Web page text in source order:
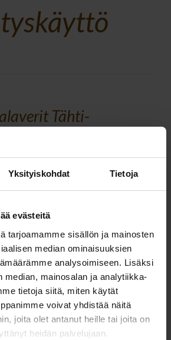
Yksityiskohdat Tietoja
evästeitä
tarjoamamme sisällön ja mainosten
median ominaisuuksien
analysoimiseen. Lisäksi
median, mainosalan ja analytiikka-
tietoja siitä, miten käytät
voivat yhdistää näitä
joita olet antanut heille tai joita on
heidän palvelujaan.
Tähti-
on11.12.2024
180€ / kpl. Varaa nyt – saat
Muuramessa: ”Olin tekemässä
viikon loka-marraskuun
Riihivuoressa tarjoaa
tehokas työnteko ja
joka edistää
Alueen monipuoliset …
,etätyö ,huvila, huvila kustavissa